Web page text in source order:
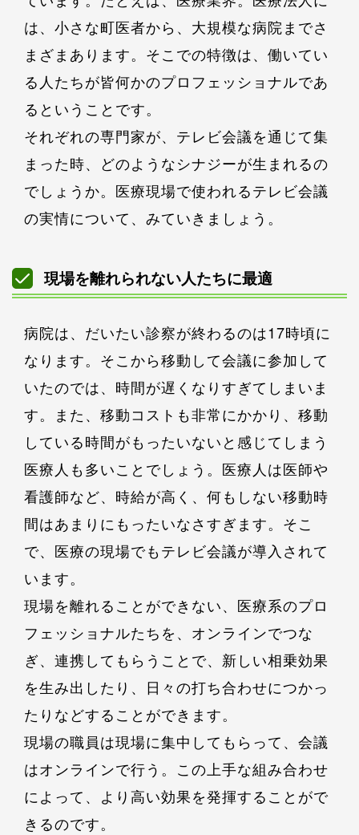
は、小さな町医者から、大規模な病院までさ
まざまあります。そこでの特徴は、働いてい
る人たちが皆何かのプロフェッショナルであ
るということです。
それぞれの専門家が、テレビ会議を通じて集
まった時、どのようなシナジーが生まれるの
でしょうか。医療現場で使われるテレビ会議
の実情について、みていきましょう。
現場を離れられない人たちに最適
病院は、だいたい診察が終わるのは17時頃に
なります。そこから移動して会議に参加して
いたのでは、時間が遅くなりすぎてしまいま
す。また、移動コストも非常にかかり、移動
している時間がもったいないと感じてしまう
医療人も多いことでしょう。医療人は医師や
看護師など、時給が高く、何もしない移動時
間はあまりにもったいなさすぎます。そこ
で、医療の現場でもテレビ会議が導入されて
います。
現場を離れることができない、医療系のプロ
フェッショナルたちを、オンラインでつな
ぎ、連携してもらうことで、新しい相乗効果
を生み出したり、日々の打ち合わせにつかっ
たりなどすることができます。
現場の職員は現場に集中してもらって、会議
はオンラインで行う。この上手な組み合わせ
によって、より高い効果を発揮することがで
きるのです。